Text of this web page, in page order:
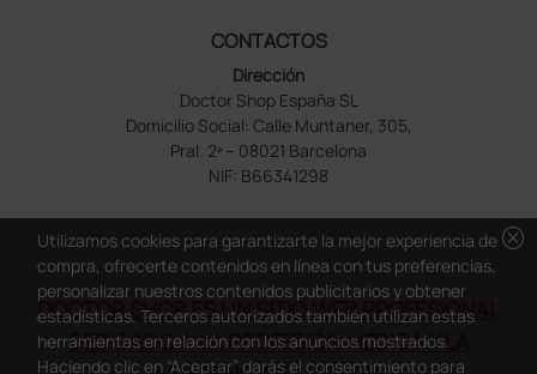
CONTACTOS
Dirección
Doctor Shop España SL
Domicilio Social: Calle Muntaner, 305,
Pral. 2ª – 08021 Barcelona
NIF: B66341298
DOCTOR SHOP ES UN SITIO WEB PROFESIONAL
DEDICADO A LA PROFESIÓN MÉDICA Y LA
cancel
Utilizamos cookies para garantizarte la mejor experiencia de
compra, ofrecerte contenidos en línea con tus preferencias,
personalizar nuestros contenidos publicitarios y obtener
estadísticas. Terceros autorizados también utilizan estas
herramientas en relación con los anuncios mostrados.
Haciendo clic en “Aceptar” darás el consentimiento para